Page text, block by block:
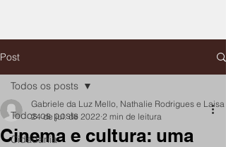
Post
Todos os posts
Cidadania
Todos os posts
Cinema e cultura: uma
Gabriele da Luz Mello, Nathalie Rodrigues e Laisa
24 de jul. de 2022 2 min de leitura